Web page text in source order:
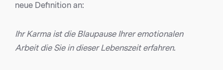
neue Definition an:
Ihr Karma ist die Blaupause Ihrer emotionalen
Arbeit die Sie in dieser Lebenszeit erfahren.